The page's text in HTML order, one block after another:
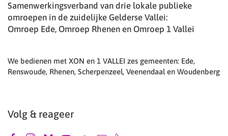
Samenwerkingsverband van drie lokale publieke
omroepen in de zuidelijke Gelderse Vallei:
Omroep Ede, Omroep Rhenen en Omroep 1 Vallei
We bedienen met XON en 1 VALLEI zes gemeenten: Ede,
Renswoude, Rhenen, Scherpenzeel, Veenendaal en Woudenberg
Volg & reageer